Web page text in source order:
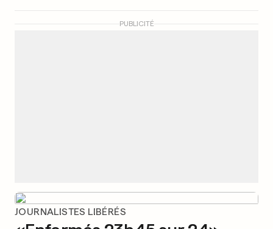
PUBLICITÉ
JOURNALISTES LIBÉRÉS